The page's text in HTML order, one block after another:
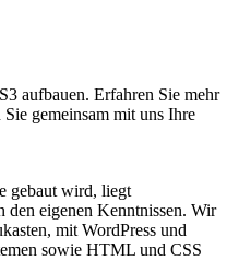
aufbauen. Erfahren Sie mehr
gemeinsam mit uns Ihre
gebaut wird, liegt
den eigenen Kenntnissen. Wir
mit WordPress und
sowie HTML und CSS